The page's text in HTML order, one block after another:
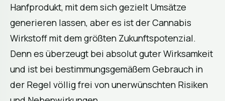
Hanfprodukt, mit dem sich gezielt Umsätze
generieren lassen, aber es ist der Cannabis
Wirkstoff mit dem größten Zukunftspotenzial.
Denn es überzeugt bei absolut guter Wirksamkeit
und ist bei bestimmungsgemäßem Gebrauch in
der Regel völlig frei von unerwünschten Risiken